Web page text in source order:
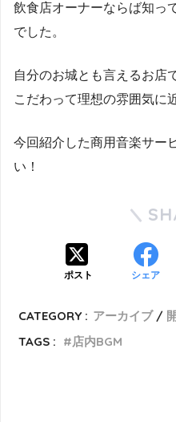
飲食店オーナーならば知っ
でした。
自分のお城とも言えるお店
こだわって理想の雰囲気に
今回紹介した商用音楽サー
い！
ポスト シェア
CATEGORY : アーカイブ
TAGS :
店内BGM